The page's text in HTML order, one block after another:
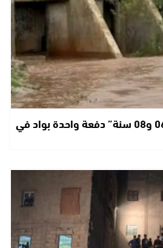
تازة : غرق شقيقين “06 و08 سنة” دفعة واحدة بواد في